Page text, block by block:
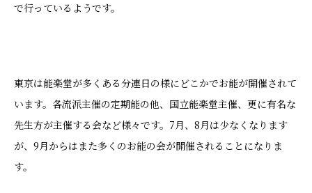
で行っているようです。
東京は能楽堂が多くある分連日の様にどこかでお能が開催されて
います。各流派主催の定期能の他、国立能楽堂主催、更に有名な
先生方が主催する会など様々です。7月、8月は少なくなります
が、9月からはまた多くのお能の会が開催されることになりま
す。